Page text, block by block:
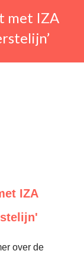
met IZA
IZA
over de